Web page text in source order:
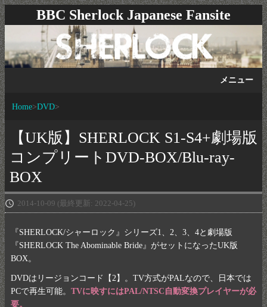
BBC Sherlock Japanese Fansite
メニュー
Home DVD
【UK版】SHERLOCK S1-S4+劇場版
コンプリートDVD-BOX/Blu-ray-
BOX
2014-10-09 (最終更新: 2022-04-25)
『SHERLOCK/シャーロック』シリーズ1、2、3、4と劇場版
『SHERLOCK The Abominable Bride』がセットになったUK版
BOX。
DVDはリージョンコード【2】。TV方式がPALなので、日本では
PCで再生可能。 TVに映すにはPAL/NTSC自動変換プレイヤーが必
要。